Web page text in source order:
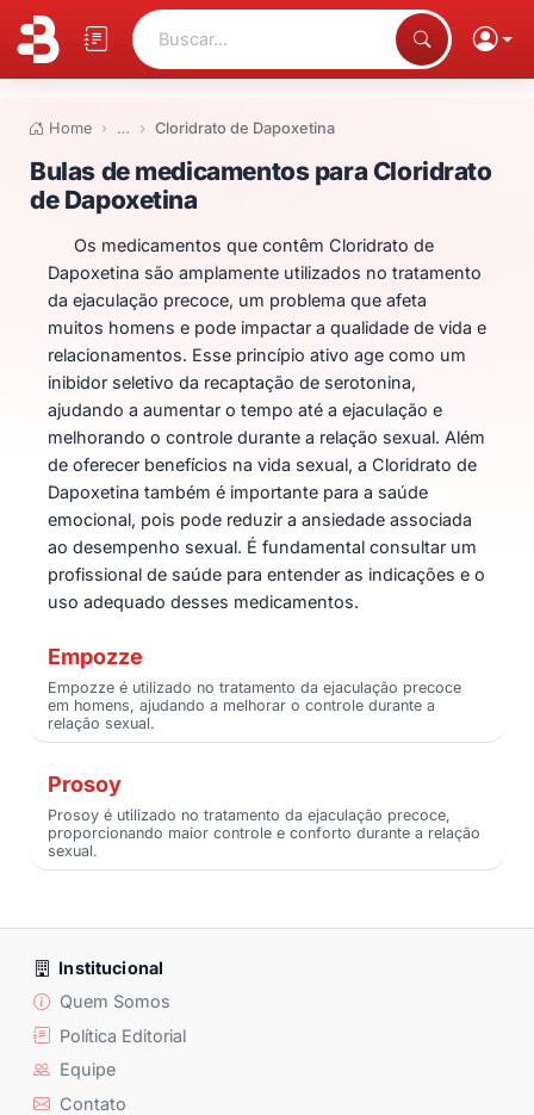
Buscar...
Home … Cloridrato de Dapoxetina
Bulas de medicamentos para
Bulas de medicamentos para Cloridrato
de Dapoxetina
Os medicamentos que contêm Cloridrato de
Dapoxetina são amplamente utilizados no tratamento
da ejaculação precoce, um problema que afeta
muitos homens e pode impactar a qualidade de vida e
relacionamentos. Esse princípio ativo age como um
inibidor seletivo da recaptação de serotonina,
ajudando a aumentar o tempo até a ejaculação e
melhorando o controle durante a relação sexual. Além
de oferecer benefícios na vida sexual, a Cloridrato de
Dapoxetina também é importante para a saúde
emocional, pois pode reduzir a ansiedade associada
ao desempenho sexual. É fundamental consultar um
profissional de saúde para entender as indicações e o
uso adequado desses medicamentos.
Empozze
Empozze é utilizado no tratamento da ejaculação precoce
em homens, ajudando a melhorar o controle durante a
relação sexual.
Prosoy
Prosoy é utilizado no tratamento da ejaculação precoce,
proporcionando maior controle e conforto durante a relação
sexual.
Institucional
Quem Somos
Política Editorial
Equipe
Contato